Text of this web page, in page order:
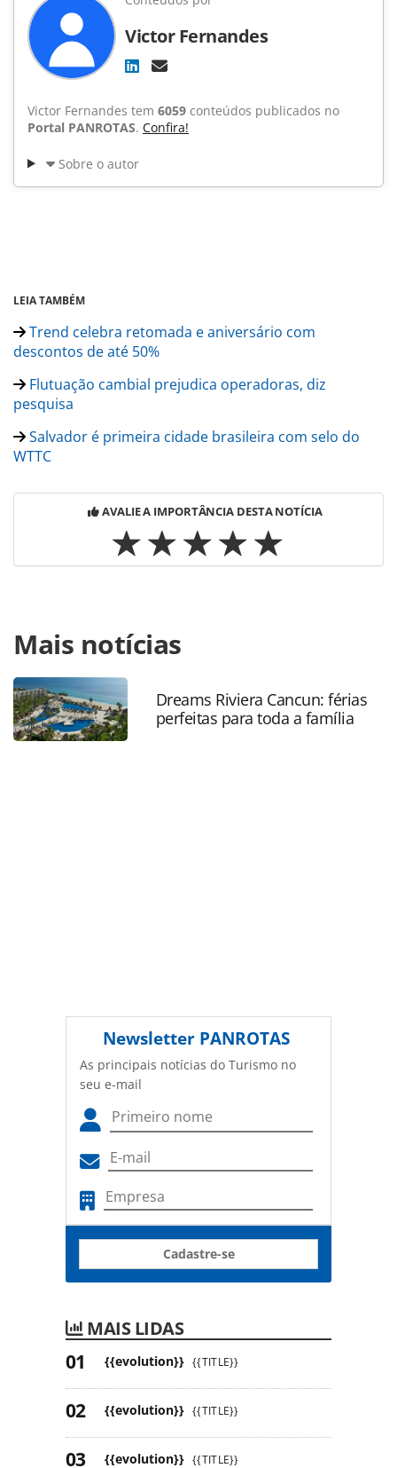
Victor Fernandes
Victor Fernandes tem 6059 conteúdos publicados no
Portal PANROTAS. Confira!
Sobre o autor
LEIA TAMBÉM
Trend celebra retomada e aniversário com
descontos de até 50%
Flutuação cambial prejudica operadoras, diz
pesquisa
Salvador é primeira cidade brasileira com selo do
WTTC
AVALIE A IMPORTÂNCIA DESTA NOTÍCIA
https://www.panrotas.com.br/mercado/operadoras/
adquire-selo-do-wttc-e-lanca-produtos_174876.html ou as
ferramentas oferecidas na página. Todo o conteúdo
produzido pela PANROTAS Editora é protegido pela
legislação brasileira sobre direito autoral. Não reproduza o
conteúdo sem autorização da PANROTAS Editora
Mais notícias
Dreams Riviera Cancun: férias
perfeitas para toda a família
Newsletter PANROTAS
As principais notícias do Turismo no
seu e-mail
Cadastre-se
MAIS LIDAS
{{evolution}} {{TITLE}}
{{evolution}} {{TITLE}}
{{evolution}} {{TITLE}}